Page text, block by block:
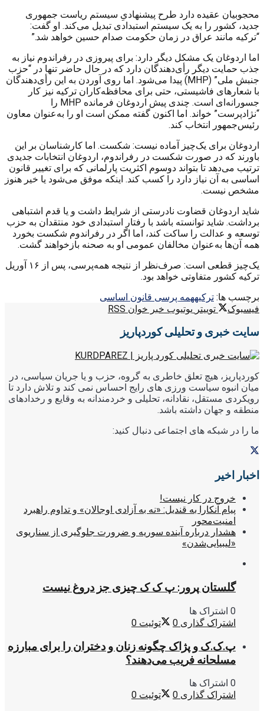
محجوبیان عقیده دارد طرح پیشنهادیِ سیستم ریاست جمهوری
جدید، کشور را به یک سیستم استبدادی تبدیل می‌کند. او گفت:
“ترکیه مانند عراق در زمان حکومت صدام حسین خواهد شد.”
اما اردوغان یک مشکل دیگر دارد: برای پیروزی در رفراندوم نیاز به
جذب حمایت دیگر رأی‌دهندگان دارد که در حال حاضر تنها در “حزب
جنبش ملی” (MHP) پیدا می‌شود. اما روی آوردن به این رأی‌دهندگان
با شعارهای فاشیستی، حتی برای محافظه‌کاران ترکیه نیز کار
جسورانه‌ای است. چندی پیش اردوغان فرمانده MHP را
“نژادپرست” خواند. اما اکنون گفته ممکن است او را به‌عنوان معاون
رئیس‌جمهور انتخاب کند.
اردوغان برای یک‌چیز آماده نیست: شکست. اما کارشناسان بر این
باورند که در صورت شکست در رفراندوم، اردوغان انتخابات جدیدی
ترتیب می‌دهد تا بتواند دوسوم اکثریت پارلمانی که برای تغییر قانون
اساسی به آن نیاز دارد را کسب کند. اینکه موفق می‌شود یا خیر هنوز
مشخص نیست.
شاید اردوغان قضاوت نادرستی از شرایط داشت و یا قدم اشتباهی
برداشت. شاید توانسته باشد با رفتار استبدادی خود منتقدان به حزب
توسعه و عدالت را ساکت کند، اما اگر در رفراندوم شکست بخورد
همه آن‌ها به‌عنوان مخالفان عمومی او به صحنه بازخواهند گشت.
یک‌چیز قطعی است: صرف‌نظر از نتیجه همه‌پرسی، پس از ۱۶ آوریل
ترکیه کشور متفاوتی خواهد بود.
برچسب ها: ترکیههمه پرسی قانون اساسی
فیسبوک
توییتر یوتیوب خبر خوان RSS
سایت خبری و تحلیلی کوردپاریز
کوردپاریز، هیچ تعلق خاطری به گروه، حزب و یا جریان سیاسی، در
میان انبوه سیاست ورزی های رایج احساس نمی کند و تلاش دارد تا
رویکردی مستقل، نقادانه، تحلیلی و خردمندانه به وقایع و رخدادهای
منطقه و جهان داشته باشد.
ما را در شبکه های اجتماعی دنبال کنید:
اخبار اخیر
خروج در کار نیست!
پیام آنکارا به قندیل: «نه به آزادی اوجالان» و تداوم راهبرد
امنیت‌محور
هشدار درباره آینده سوریه و ضرورت جلوگیری از سناریوی
«لیبیایی‌شدن»
گلستان پرور: پ ک ک چیزی جز دروغ نیست
0 اشتراک ها
اشتراک گذاری 0 توئیت 0
پ.ک.ک و پژاک چگونه زنان و دختران را برای مبارزه
مسلحانه فریب می‌دهند؟
0 اشتراک ها
اشتراک گذاری 0 توئیت 0